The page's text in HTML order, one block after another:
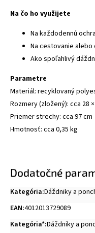
Na čo ho využijete
Na každodennú
Na cestovanie alebo
Ako spoľahlivý
Parametre
Materiál: recyklovaný
Rozmery (zložený): cca 28
Priemer strechy: cca 97 cm
Hmotnosť: cca 0,35 kg
Dodatočné
Kategória:Dáždniky a
EAN:4012013729089
Kategória*:Dáždniky a